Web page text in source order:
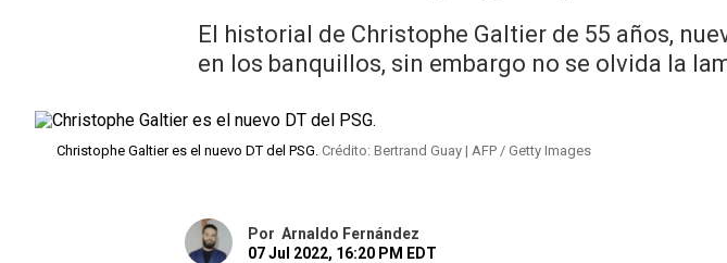
El historial de Christophe Galtier de 55 años,
en los banquillos, sin embargo no se olvida la
Christophe Galtier es el nuevo DT del PSG. Crédito: Bertrand Guay | AFP / Getty Images
Por Arnaldo Fernández
07 Jul 2022, 16:20 PM EDT